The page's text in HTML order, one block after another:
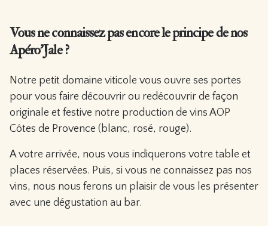
Vous ne connaissez pas encore le principe de nos
Apéro’Jale ?
Notre petit domaine viticole vous ouvre ses portes
pour vous faire découvrir ou redécouvrir de façon
originale et festive notre production de vins AOP
Côtes de Provence (blanc, rosé, rouge).
A votre arrivée, nous vous indiquerons votre table et
places réservées. Puis, si vous ne connaissez pas nos
vins, nous nous ferons un plaisir de vous les présenter
avec une dégustation au bar.